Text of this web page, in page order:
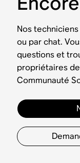
Nos
ou par chat.
questions et
propriétaires
Communauté